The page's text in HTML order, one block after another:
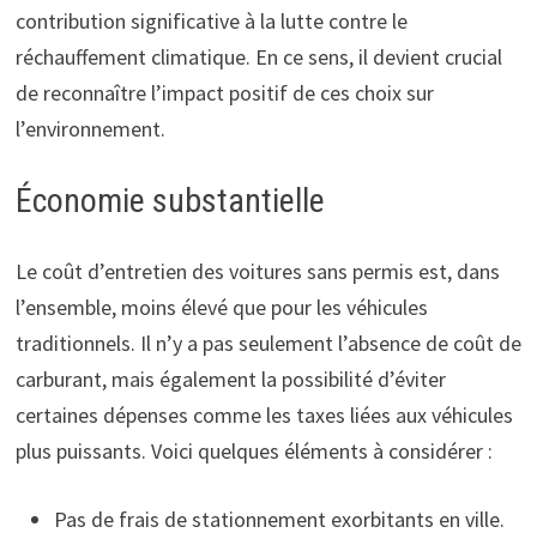
contribution significative à la lutte contre le
réchauffement climatique. En ce sens, il devient crucial
de reconnaître l’impact positif de ces choix sur
l’environnement.
Économie substantielle
Le coût d’entretien des voitures sans permis est, dans
l’ensemble, moins élevé que pour les véhicules
traditionnels. Il n’y a pas seulement l’absence de coût de
carburant, mais également la possibilité d’éviter
certaines dépenses comme les taxes liées aux véhicules
plus puissants. Voici quelques éléments à considérer :
Pas de frais de stationnement exorbitants en ville.